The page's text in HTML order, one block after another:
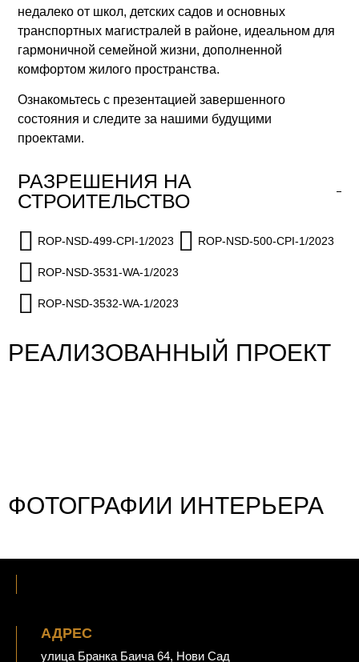
недалеко от школ, детских садов и основных
транспортных магистралей в районе, идеальном для
гармоничной семейной жизни, дополненной
комфортом жилого пространства.
Ознакомьтесь с презентацией завершенного
состояния и следите за нашими будущими
проектами.
РАЗРЕШЕНИЯ НА
СТРОИТЕЛЬСТВО
ROP-NSD-499-CPI-1/2023 ROP-NSD-500-CPI-1/2023
ROP-NSD-3531-WA-1/2023
ROP-NSD-3532-WA-1/2023
РЕАЛИЗОВАННЫЙ ПРОЕКТ
ФОТОГРАФИИ ИНТЕРЬЕРА
АДРЕС
улица Бранка Баича 64, Нови Сад